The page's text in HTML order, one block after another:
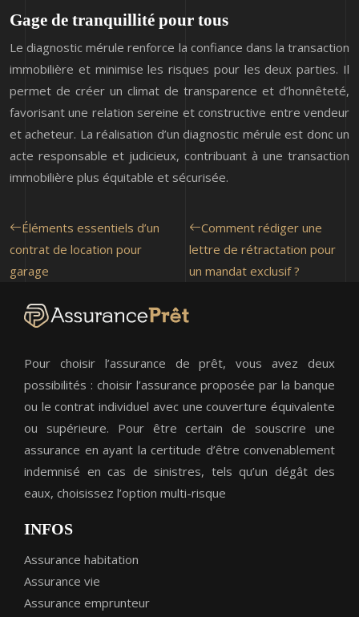
Gage de tranquillité pour tous
Le diagnostic mérule renforce la confiance dans la transaction
immobilière et minimise les risques pour les deux parties. Il
permet de créer un climat de transparence et d’honnêteté,
favorisant une relation sereine et constructive entre vendeur
et acheteur. La réalisation d’un diagnostic mérule est donc un
acte responsable et judicieux, contribuant à une transaction
immobilière plus équitable et sécurisée.
Éléments essentiels d’un
contrat de location pour
garage
Comment rédiger une
lettre de rétractation pour
un mandat exclusif ?
Pour choisir l’assurance de prêt, vous avez deux
possibilités : choisir l’assurance proposée par la banque
ou le contrat individuel avec une couverture équivalente
ou supérieure. Pour être certain de souscrire une
assurance en ayant la certitude d’être convenablement
indemnisé en cas de sinistres, tels qu’un dégât des
eaux, choisissez l’option multi-risque
INFOS
Assurance habitation
Assurance vie
Assurance emprunteur